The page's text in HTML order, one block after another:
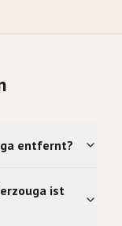
entfernt?
ist